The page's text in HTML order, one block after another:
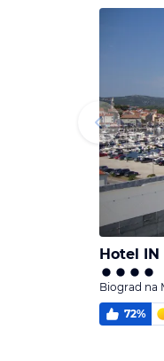
Hotel IN
Biograd na
72%